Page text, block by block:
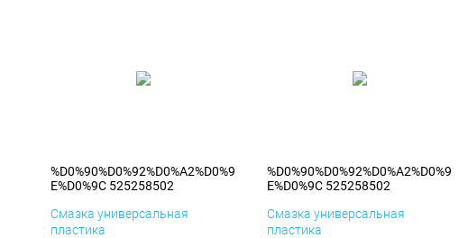
%D0%90%D0%92%D0%A2%D0%9
E%D0%9C 525258502
Смазка универсальная
пластика
%D0%90%D0%92%D0%A2%D0%9
E%D0%9C 525258502
Смазка универсальная
пластика